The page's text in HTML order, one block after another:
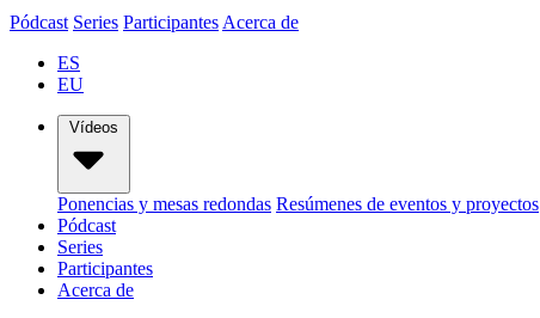
Pódcast Series Participantes Acerca de
ES
EU
Vídeos
Ponencias y mesas redondas Resúmenes de eventos y proyectos
Pódcast
Series
Participantes
Acerca de